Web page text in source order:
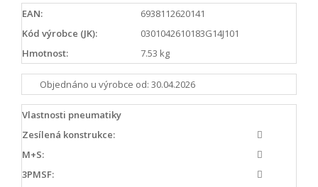
EAN:
6938112620141
Kód výrobce (JK):
0301042610183G14J101
Hmotnost:
7.53 kg
Objednáno u výrobce od: 30.04.2026
Vlastnosti pneumatiky
Zesílená konstrukce:
M+S:
3PMSF: